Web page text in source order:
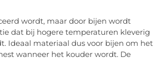
wordt, maar door bijen wordt
dat bij hogere temperaturen kleverig
Ideaal materiaal dus voor bijen om het
wanneer het kouder wordt. De